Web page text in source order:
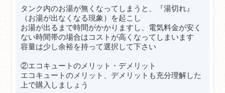
タンク内のお湯が無くなってしまうと、『湯切れ』
（お湯が出なくなる現象）を起こし
お湯が出るまで時間がかかりますし、電気料金が安く
ない時間帯の場合はコストが高くなってしまいます
容量は少し余裕を持って選択して下さい
②エコキュートのメリット・デメリット
エコキュートのメリット、デメリットも充分理解した
上で購入しましょう